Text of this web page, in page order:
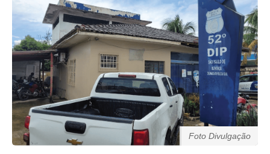
Foto Divulgação